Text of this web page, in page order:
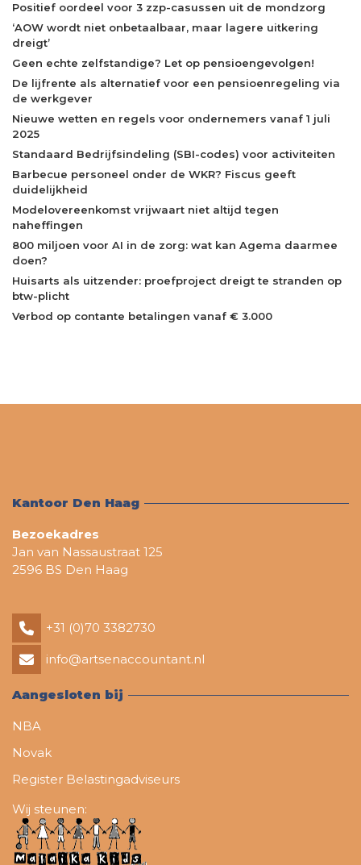
Positief oordeel voor 3 zzp-casussen uit de mondzorg
‘AOW wordt niet onbetaalbaar, maar lagere uitkering
dreigt’
Geen echte zelfstandige? Let op pensioengevolgen!
De lijfrente als alternatief voor een pensioenregeling via
de werkgever
Nieuwe wetten en regels voor ondernemers vanaf 1 juli
2025
Standaard Bedrijfsindeling (SBI-codes) voor activiteiten
Barbecue personeel onder de WKR? Fiscus geeft
duidelijkheid
Modelovereenkomst vrijwaart niet altijd tegen
naheffingen
800 miljoen voor AI in de zorg: wat kan Agema daarmee
doen?
Huisarts als uitzender: proefproject dreigt te stranden op
btw-plicht
Verbod op contante betalingen vanaf € 3.000
Kantoor Den Haag
Bezoekadres
Jan van Nassaustraat 125
2596 BS Den Haag
+31 (0)70 3382730
info@artsenaccountant.nl
Aangesloten bij
NBA
Novak
Register Belastingadviseurs
Wij steunen: